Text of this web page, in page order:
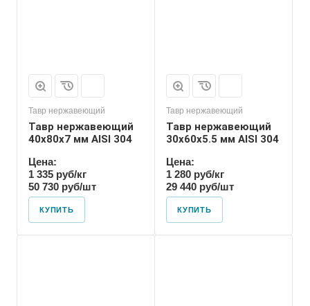
Тавр нержавеющий
Тавр нержавеющий
40х80х7 мм AISI 304
Цена:
1 335 руб/кг
50 730 руб/шт
КУПИТЬ
Тавр нержавеющий
Тавр нержавеющий
30х60х5.5 мм AISI 304
Цена:
1 280 руб/кг
29 440 руб/шт
КУПИТЬ